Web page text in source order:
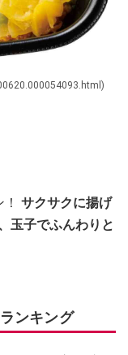
サクサクに揚げ
玉子でふんわりと
ンキング